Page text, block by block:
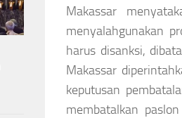
Makassar
menyalahgunakan
harus disanksi,
Makassar
keputusan
membatalkan